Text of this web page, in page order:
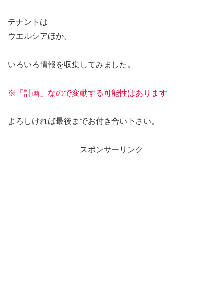
テナントは
ウエルシアほか。
いろいろ情報を収集してみました。
※「計画」なので変動する可能性はあります
よろしければ最後までお付き合い下さい。
スポンサーリンク